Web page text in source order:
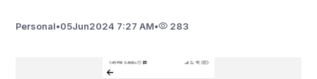
Personal•05Jun2024 7:27 AM• 283